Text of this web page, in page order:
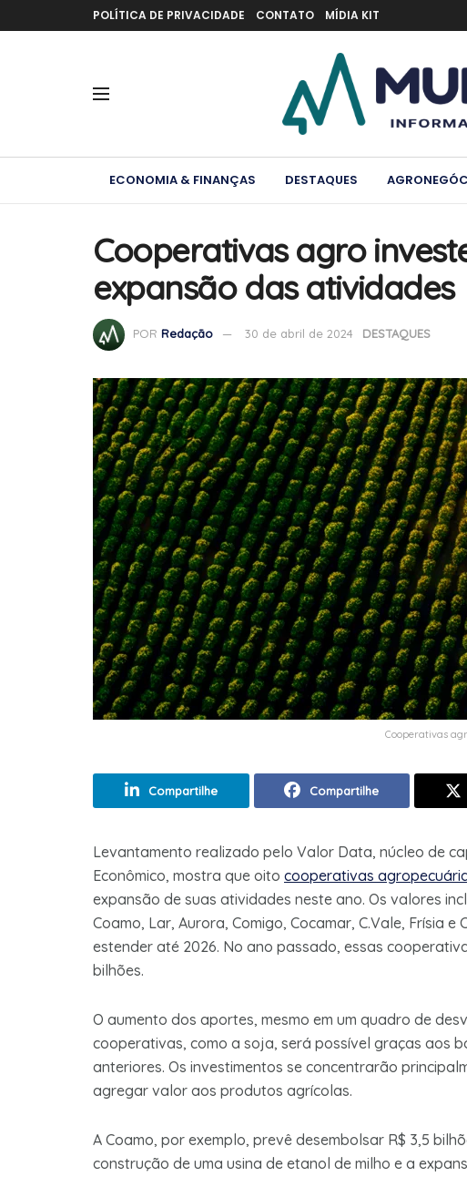
POLÍTICA DE PRIVACIDADE CONTATO MÍDIA KIT
ECONOMIA & FINANÇAS DESTAQUES
Cooperativas agro
expansão das atividades
POR Redação 30 de abril de 2024 DESTAQUES
Cooperativas
Compartilhe Compartilhe
Levantamento realizado pelo Valor Data, núcleo de
Econômico, mostra que oito cooperativas
expansão de suas atividades neste ano. Os valores
Coamo, Lar, Aurora, Comigo, Cocamar, C.Vale, Frísia
estender até 2026. No ano passado, essas
bilhões.
O aumento dos aportes, mesmo em um quadro de
cooperativas, como a soja, será possível graças aos
anteriores. Os investimentos se concentrarão
agregar valor aos produtos agrícolas.
A Coamo, por exemplo, prevê desembolsar R$ 3,5
construção de uma usina de etanol de milho e a